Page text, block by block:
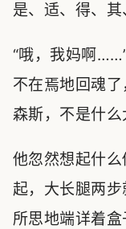
是、适、得、其
“哦，我妈啊
不在焉地回魂
森斯，不是什
他忽然想起什
起，大长腿两
所思地端详着